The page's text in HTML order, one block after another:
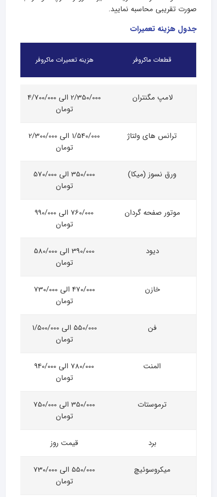
صورت تقریبی محاسبه نمایید.
جدول هزینه تعمیرات
قطعات ماکروفر هزینه تعمیرات ماکروفر
لامپ مگنتران
2/350/000 الی 4/700/000
تومان
ترانس های ولتاژ
1/540/000 الی 2/300/000
تومان
ورق نسوز (میکا)
350/000 الی 570/000
تومان
موتور صفحه گردان
760/000 الی 990/000
تومان
دیود
390/000 الی 580/000
تومان
خازن
470/000 الی 730/000
تومان
فن
550/000 الی 1/500/000
تومان
المنت
780/000 الی 940/000
تومان
ترموستات
350/000 الی 750/000
تومان
برد قیمت روز
میکروسوئیچ
550/000 الی 730/000
تومان